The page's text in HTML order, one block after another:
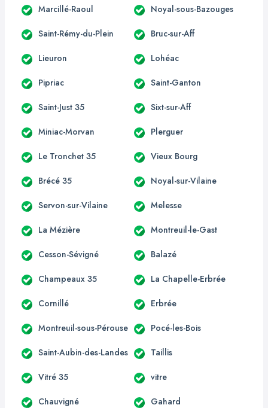
Marcillé-Raoul Noyal-sous-Bazouges
Saint-Rémy-du-Plein Bruc-sur-Aff
Lieuron Lohéac
Pipriac Saint-Ganton
Saint-Just 35 Sixt-sur-Aff
Miniac-Morvan Plerguer
Le Tronchet 35 Vieux Bourg
Brécé 35 Noyal-sur-Vilaine
Servon-sur-Vilaine Melesse
La Mézière Montreuil-le-Gast
Cesson-Sévigné Balazé
Champeaux 35 La Chapelle-Erbrée
Cornillé Erbrée
Montreuil-sous-Pérouse Pocé-les-Bois
Saint-Aubin-des-Landes Taillis
Vitré 35 vitre
Chauvigné Gahard